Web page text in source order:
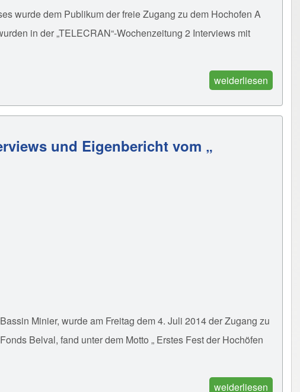
wurde dem Publikum der freie Zugang zu dem Hochofen A
in der „TELECRAN“-Wochenzeitung 2 Interviews mit
weiderliesen
und Eigenbericht vom „
Minier, wurde am Freitag dem 4. Juli 2014 der Zugang zu
Belval, fand unter dem Motto „ Erstes Fest der Hochöfen
weiderliesen